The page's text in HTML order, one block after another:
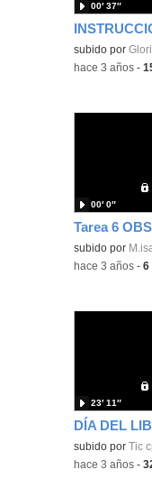
Contenido
subido por
00′ 37″
-hace 3 años -
Tarea 6
Contenido
subido por
00′ 0″
-hace 3 años -6
Contenido
subido por Tic
23′ 11″
-hace 3 años -